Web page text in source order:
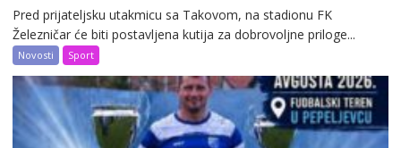
Pred prijateljsku utakmicu sa Takovom, na stadionu FK
Železničar će biti postavljena kutija za dobrovoljne priloge...
Novosti Sport